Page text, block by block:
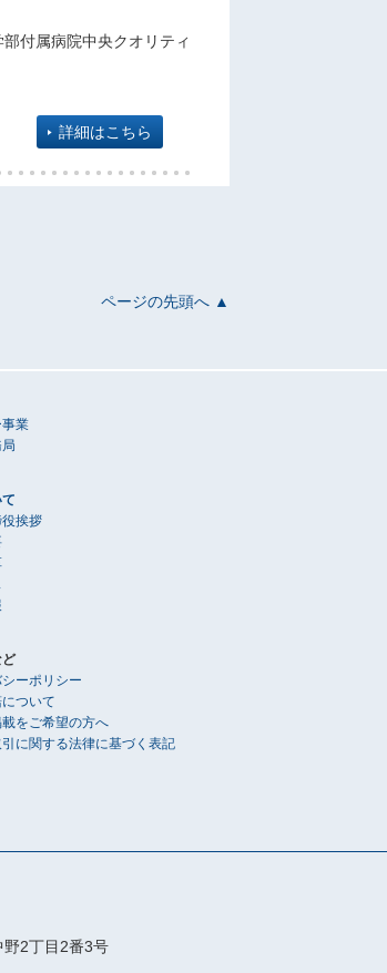
付属病院中央クオリティ
詳細はこちら
ページの先頭へ ▲
業
挨拶
ーポリシー
ついて
をご希望の方へ
に関する法律に基づく表記
2丁目2番3号